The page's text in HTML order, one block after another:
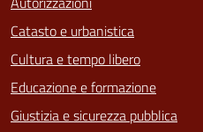
Catasto e urbanistica
Cultura e tempo libero
Educazione e formazione
Giustizia e sicurezza pubblica